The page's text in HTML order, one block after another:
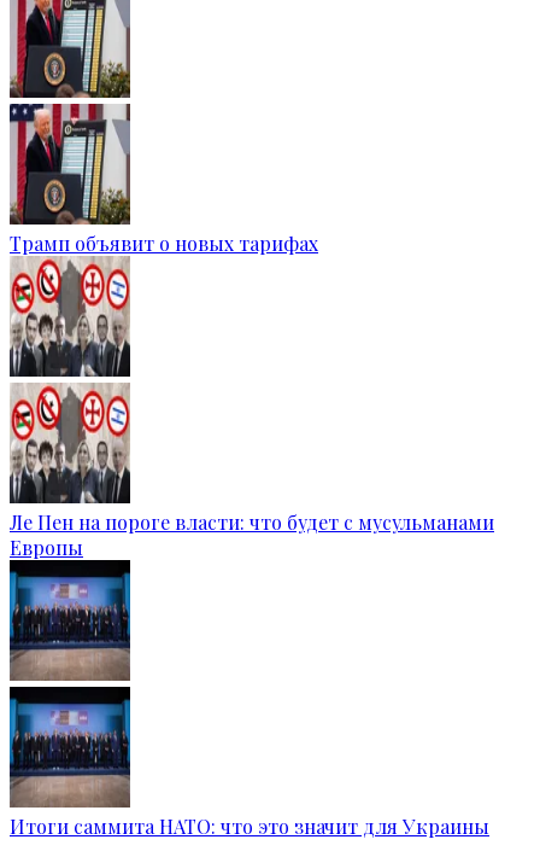
Трамп объявит о новых тарифах
Ле Пен на пороге власти: что будет с мусульманами
Европы
Итоги саммита НАТО: что это значит для Украины